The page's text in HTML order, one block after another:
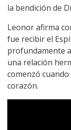
la bendición de
Leonor afirma
fue recibir el
profundamente
una relación
comenzó
corazón.